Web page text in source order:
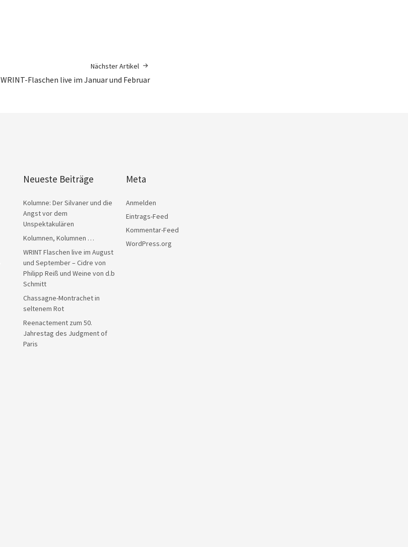
Nächster Artikel
WRINT-Flaschen live im Januar und Februar
Neueste Beiträge
Kolumne: Der Silvaner und die
Angst vor dem
Unspektakulären
Kolumnen, Kolumnen …
WRINT Flaschen live im August
und September – Cidre von
Philipp Reiß und Weine von d.b
Schmitt
Chassagne-Montrachet in
seltenem Rot
Reenactement zum 50.
Jahrestag des Judgment of
Paris
Meta
Anmelden
Eintrags-Feed
Kommentar-Feed
WordPress.org